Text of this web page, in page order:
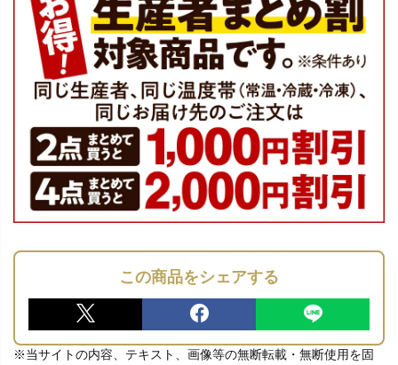
この商品をシェアする
※当サイトの内容、テキスト、画像等の無断転載・無断使用を固